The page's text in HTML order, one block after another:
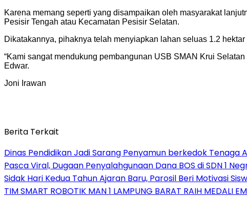
Karena memang seperti yang disampaikan oleh masyarakat
Pesisir Tengah atau Kecamatan Pesisir Selatan.
Dikatakannya, pihaknya telah menyiapkan lahan seluas 1.2
“Kami sangat mendukung pembangunan USB SMAN Krui
Edwar.
Joni Irawan
Berita Terkait
Dinas Pendidikan Jadi Sarang Penyamun berkedok Tenaga
Pasca Viral, Dugaan Penyalahgunaan Dana BOS di SDN 1
Sidak Hari Kedua Tahun Ajaran Baru, Parosil Beri Motivasi
TIM SMART ROBOTIK MAN 1 LAMPUNG BARAT RAIH MEDALI